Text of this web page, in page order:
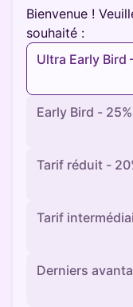
Bienvenue !
souhaité :
Ultra Early Bird
Early Bird - 25%
Tarif réduit -
Tarif
Derniers